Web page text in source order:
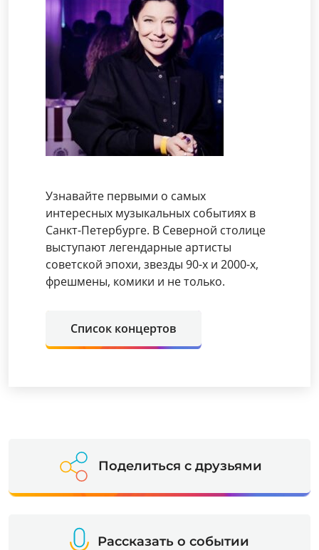
Узнавайте первыми о самых
интересных музыкальных событиях в
Санкт-Петербурге. В Северной столице
выступают легендарные артисты
советской эпохи, звезды 90-х и 2000-х,
фрешмены, комики и не только.
Список концертов
Поделиться с друзьями
Рассказать о событии